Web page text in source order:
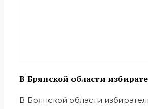
В Брянской области
В Брянской области